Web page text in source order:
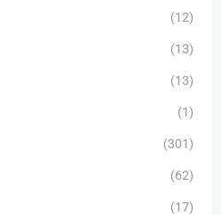
(12)
(13)
(13)
(1)
(301)
(62)
(17)